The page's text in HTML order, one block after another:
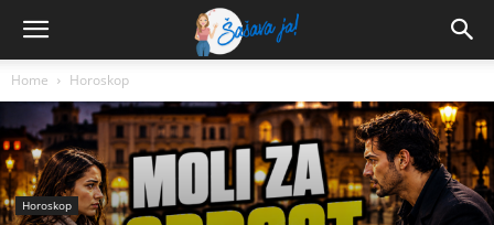
Home Horoskop
Horoskop